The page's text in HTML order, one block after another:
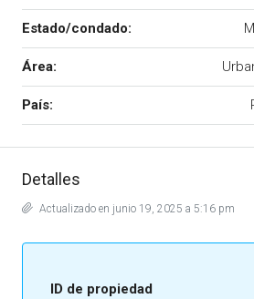
Estado/condado:
Área:
País:
Detalles
Actualizado en junio 19, 2025 a 5:16 pm
ID de propiedad